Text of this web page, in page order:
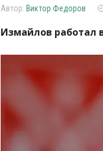
Виктор Федоров
Измайлов работал